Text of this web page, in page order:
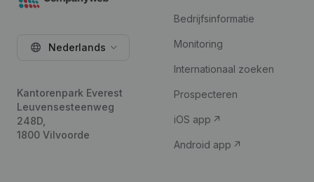
Nederlands
Kantorenpark Everest
Leuvensesteenweg
248D,
1800 Vilvoorde
Bedrijfsinformatie
Monitoring
Internationaal zoeken
Prospecteren
iOS app
Android app